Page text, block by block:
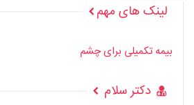
لینک های مهم
بیمه تکمیلی برای چشم
دکتر سلام